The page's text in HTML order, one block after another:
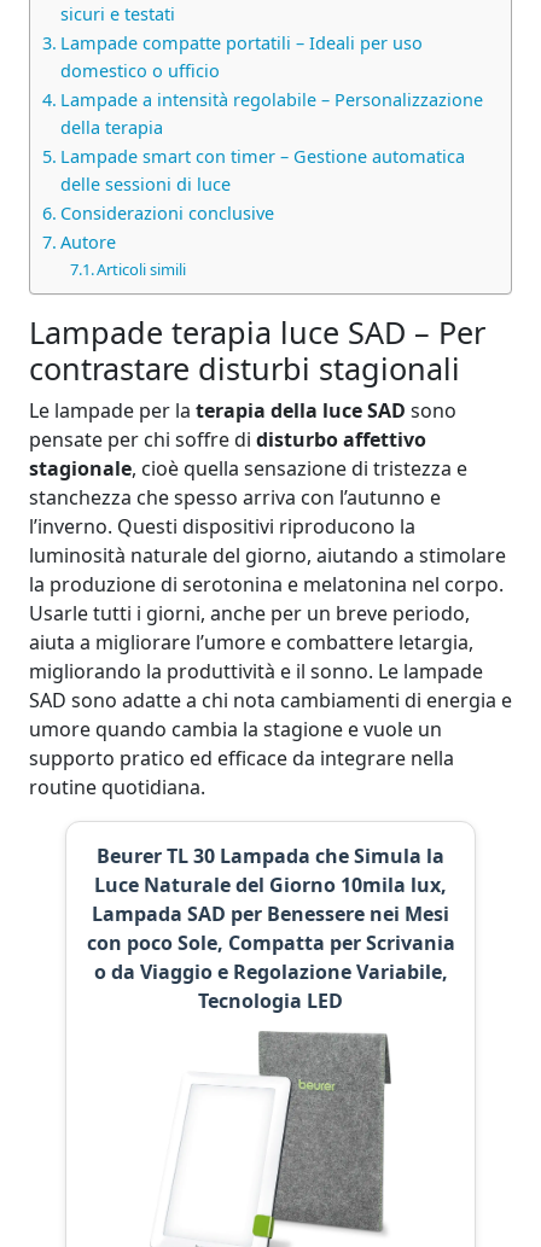
sicuri e testati
Lampade compatte portatili – Ideali per uso
domestico o ufficio
Lampade a intensità regolabile – Personalizzazione
della terapia
Lampade smart con timer – Gestione automatica
delle sessioni di luce
Considerazioni conclusive
Autore
Articoli simili
Lampade terapia luce SAD – Per
contrastare disturbi stagionali
Le lampade per la terapia della luce SAD sono
pensate per chi soffre di disturbo affettivo
stagionale, cioè quella sensazione di tristezza e
stanchezza che spesso arriva con l’autunno e
l’inverno. Questi dispositivi riproducono la
luminosità naturale del giorno, aiutando a stimolare
la produzione di serotonina e melatonina nel corpo.
Usarle tutti i giorni, anche per un breve periodo,
aiuta a migliorare l’umore e combattere letargia,
migliorando la produttività e il sonno. Le lampade
SAD sono adatte a chi nota cambiamenti di energia e
umore quando cambia la stagione e vuole un
supporto pratico ed efficace da integrare nella
routine quotidiana.
Beurer TL 30 Lampada che Simula la
Luce Naturale del Giorno 10mila lux,
Lampada SAD per Benessere nei Mesi
con poco Sole, Compatta per Scrivania
o da Viaggio e Regolazione Variabile,
Tecnologia LED